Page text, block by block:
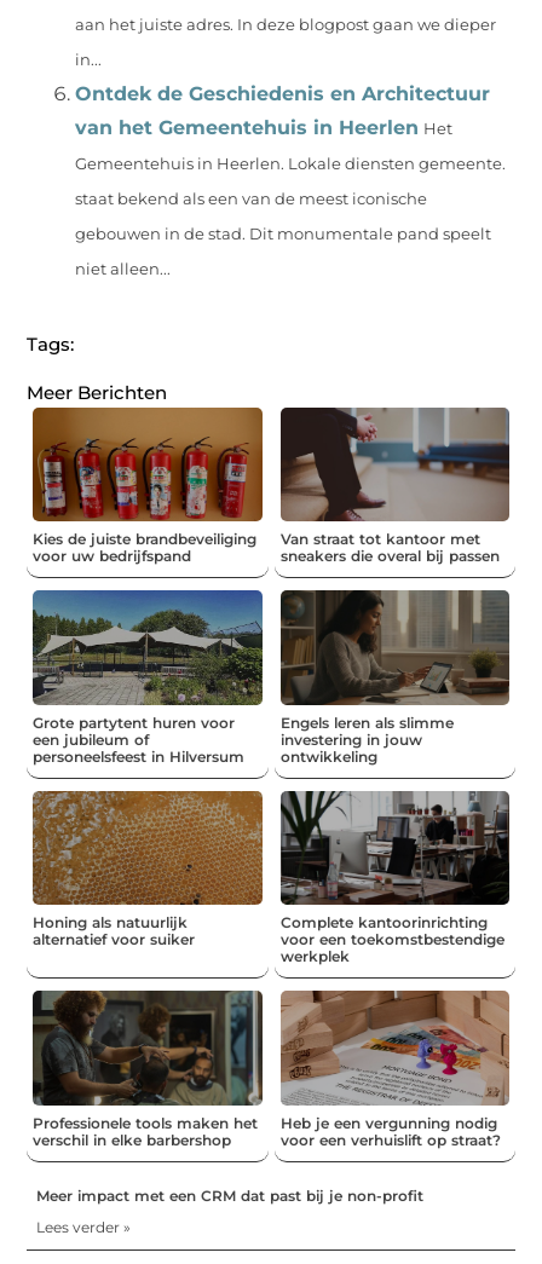
aan het juiste adres. In deze blogpost gaan we dieper
in...
Ontdek de Geschiedenis en Architectuur
van het Gemeentehuis in Heerlen Het
Gemeentehuis in Heerlen. Lokale diensten gemeente.
staat bekend als een van de meest iconische
gebouwen in de stad. Dit monumentale pand speelt
niet alleen...
Tags:
Meer Berichten
Kies de juiste brandbeveiliging
voor uw bedrijfspand
Van straat tot kantoor met
sneakers die overal bij passen
Grote partytent huren voor
een jubileum of
personeelsfeest in Hilversum
Engels leren als slimme
investering in jouw
ontwikkeling
Honing als natuurlijk
alternatief voor suiker
Complete kantoorinrichting
voor een toekomstbestendige
werkplek
Professionele tools maken het
verschil in elke barbershop
Heb je een vergunning nodig
voor een verhuislift op straat?
Meer impact met een CRM dat past bij je non-profit
Lees verder »